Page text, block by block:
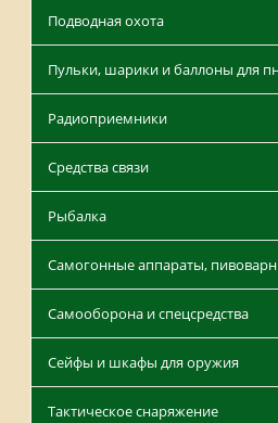
Подводная охота
Пульки, шарики и баллоны для
Радиоприемники
Средства связи
Рыбалка
Самогонные аппараты,
Самооборона и спецсредства
Сейфы и шкафы для оружия
Тактическое снаряжение